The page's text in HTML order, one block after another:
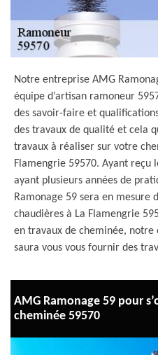
Notre entreprise AMG
équipe d’artisan ramoneur
des savoir-faire et
des travaux de qualité et cela
travaux à réaliser sur votre
Flamengrie 59570. Ayant reçu
ayant plusieurs années de
Ramonage 59 sera en mesure
chaudières à La Flamengrie
en travaux de cheminée, notre
saura vous vous fournir des
AMG Ramonage 59 pour
cheminée 59570